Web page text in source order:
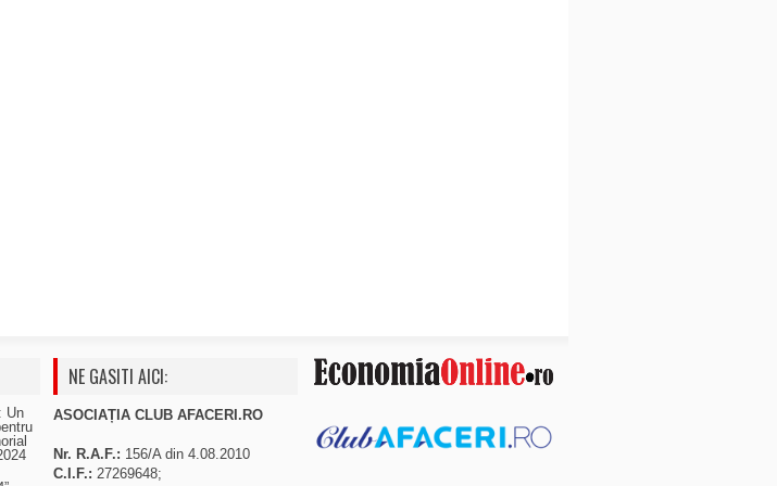
Un
NE GASITI AICI:
ASOCIAȚIA CLUB AFACERI.RO
Nr. R.A.F.: 156/A din 4.08.2010
C.I.F.: 27269648;